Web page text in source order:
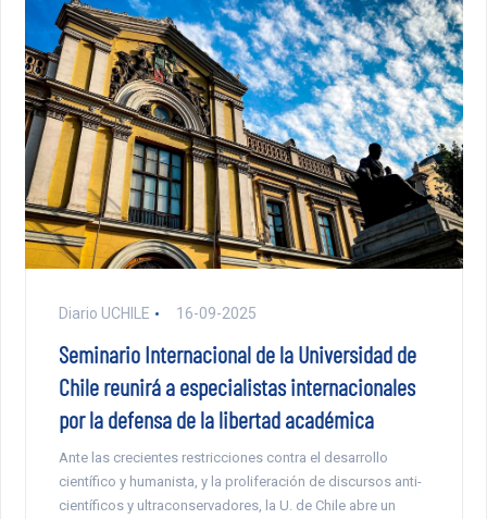
Diario UCHILE 16-09-2025
Seminario Internacional de la Universidad de
Chile reunirá a especialistas internacionales
por la defensa de la libertad académica
Ante las crecientes restricciones contra el desarrollo
científico y humanista, y la proliferación de discursos anti-
científicos y ultraconservadores, la U. de Chile abre un